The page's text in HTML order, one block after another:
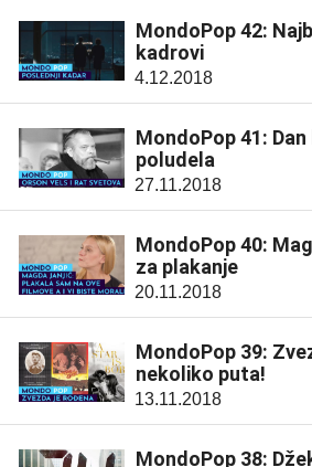
MondoPop 42:
kadrovi
4.12.2018
MondoPop 41:
poludela
27.11.2018
MondoPop 40:
za plakanje
20.11.2018
MondoPop 39:
nekoliko puta!
13.11.2018
MondoPop 38: